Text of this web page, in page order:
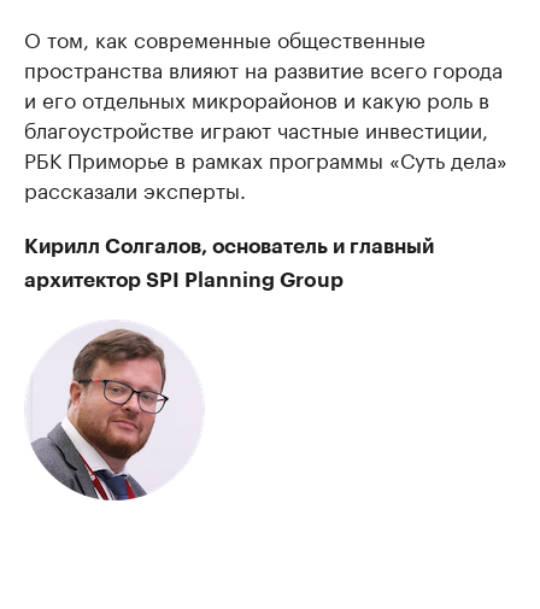
О том, как современные общественные
пространства влияют на развитие всего города
и его отдельных микрорайонов и какую роль в
благоустройстве играют частные инвестиции,
РБК Приморье в рамках программы «Суть дела»
рассказали эксперты.
Кирилл Солгалов, основатель и главный
архитектор SPI Planning Group